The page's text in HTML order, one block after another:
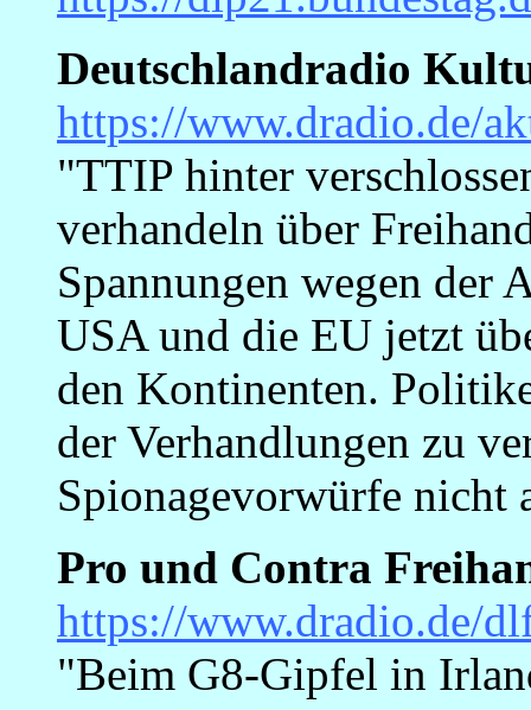
Deutschlandradio
https://www.dradio.de/
"TTIP hinter
verhandeln über
Spannungen wegen der
USA und die EU jetzt
den Kontinenten.
der Verhandlungen zu
Spionagevorwürfe nicht
Pro und Contra
https://www.dradio.de/
"Beim G8-Gipfel in